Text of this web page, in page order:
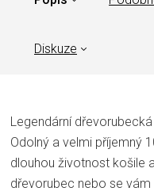
Diskuze
Legendární dřevorubecká
Odolný a velmi příjemný
dlouhou životnost košile
dřevorubec nebo se